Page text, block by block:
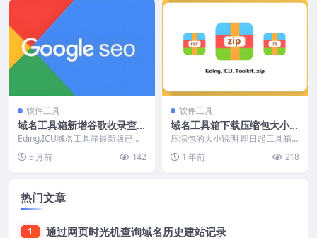
软件工具
域名工具箱新增谷歌收录查
询，请查看视频演示
Eding.ICU域名工具箱最新版已经
支持谷歌收录查询，功能位于收录
查询栏目谷歌...
5 月前 142
软件工具
域名工具箱下载压缩包大小及
报毒情况说明
压缩包的大小说明 即日起工具箱
软件压缩包大小由80多MB增长为
337MB左右，主...
1 年前 218
热门文章
1 通过网页时光机查询域名历史建站记录